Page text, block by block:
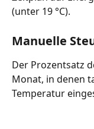
(unter 19 °C).
Manuelle
Der Prozentsatz
Monat, in denen
Temperatur